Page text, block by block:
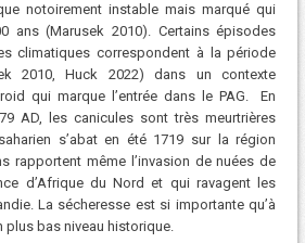
notoirement instable mais marqué qui
ans (Marusek 2010). Certains épisodes
climatiques correspondent à la période
2010, Huck 2022) dans un contexte
qui marque l’entrée dans le PAG. En
AD, les canicules sont très meurtrières
s’abat en été 1719 sur la région
rapportent même l’invasion de nuées de
d’Afrique du Nord et qui ravagent les
La sécheresse est si importante qu’à
plus bas niveau historique.